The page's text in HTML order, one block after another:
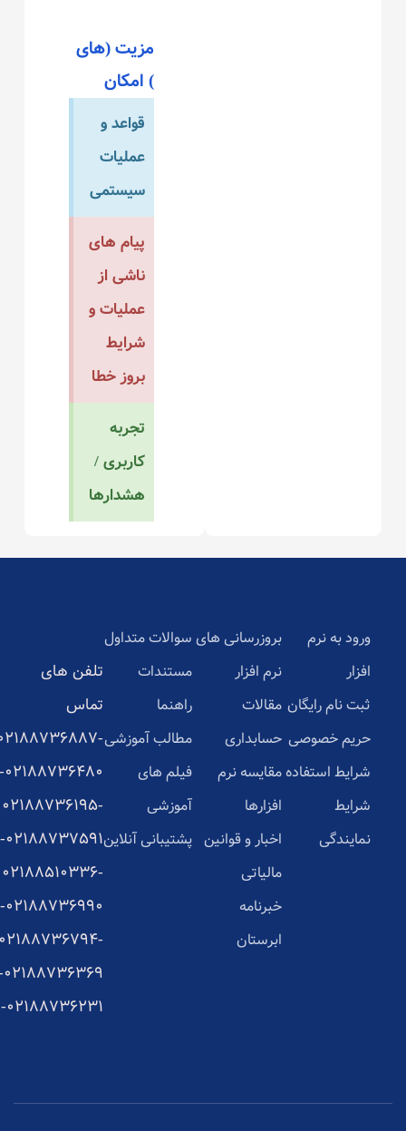
مزیت (های
) امکان
قواعد و
عملیات
سیستمی
پیام های
ناشی از
عملیات و
شرایط
بروز خطا
تجربه
کاربری /
هشدارها
ورود به نرم
افزار
ثبت نام رایگان
حریم خصوصی
شرایط استفاده
شرایط
نمایندگی
بروزرسانی های
نرم افزار
مقالات
حسابداری
مقایسه نرم
افزارها
اخبار و قوانین
مالیاتی
خبرنامه
ابرستان
سوالات متداول
مستندات
راهنما
مطالب آموزشی
فیلم های
آموزشی
پشتیبانی آنلاین
تلفن های
تماس
02188736887-
02188736480-
02188736195-
02188737591-
02188510336-
02188736990-
02188736794-
02188736369-
02188736231-